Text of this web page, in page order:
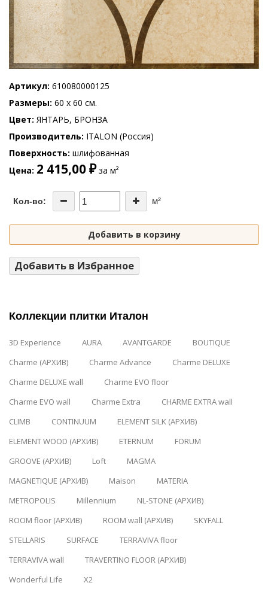
Артикул 610080000125
Размеры 60 x 60 см.
Цвет ЯНТАРЬ, БРОНЗА
Производитель ITALON (Россия)
Поверхность шлифованная
Цена 2 415,00 ₽за м²
Кол-во: м²
Добавить в корзину
Добавить в Избранное
Коллекции плитки Италон
3D Experience AURA AVANTGARDE
BOUTIQUE
Charme (АРХИВ)
Charme Advance
Charme DELUXE
Charme DELUXE wall
Charme EVO floor
Charme EVO wall
Charme Extra
CHARME EXTRA wall
CLIMB
CONTINUUM
ELEMENT SILK (АРХИВ)
ELEMENT WOOD (АРХИВ)
ETERNUM
FORUM
GROOVE (АРХИВ)
Loft
MAGMA
MAGNETIQUE (АРХИВ)
Maison
MATERIA
METROPOLIS
Millennium
NL-STONE (АРХИВ)
ROOM floor (АРХИВ)
ROOM wall (АРХИВ)
SKYFALL
STELLARIS
SURFACE
TERRAVIVA floor
TERRAVIVA wall
TRAVERTINO FLOOR (АРХИВ)
Wonderful Life
X2